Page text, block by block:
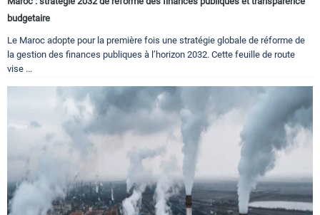
budgetaire
Le Maroc adopte pour la première fois une stratégie globale de réforme de
la gestion des finances publiques à l’horizon 2032. Cette feuille de route
vise ...